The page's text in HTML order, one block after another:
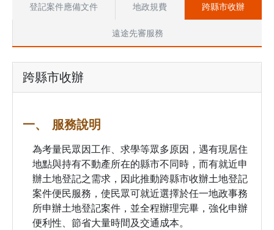
登記案件應備文件 地政規費 跨縣市收辦
遠途先審服務
跨縣市收辦
一、 服務說明
為考量民眾因工作、求學等眾多原因，遇有現居住
地點與持有不動產所在的縣市不同時，而有就近申
辦土地登記之需求，因此推動跨縣市收辦土地登記
案件便民服務，使民眾可就近選擇於任一地政事務
所申辦土地登記案件，並全程辦理完畢，強化申辦
便利性、節省大量時間及交通成本。